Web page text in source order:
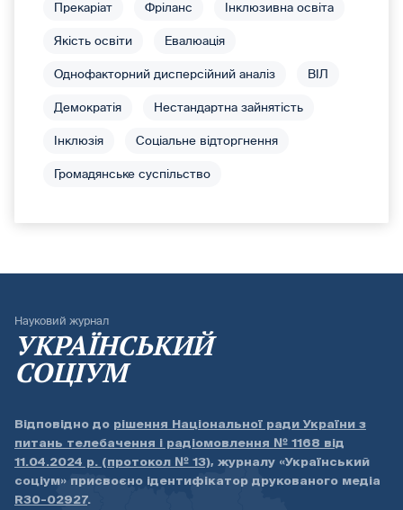
Прекаріат Фріланс Інклюзивна освіта
Якість освіти Евалюація
Однофакторний дисперсійний аналіз ВІЛ
Демократія Нестандартна зайнятість
Інклюзія Соціальне відторгнення
Громадянське суспільство
Науковий журнал
УКРАЇНСЬКИЙ
СОЦІУМ
Відповідно до рішення Національної ради України з
питань телебачення і радіомовлення № 1168 від
11.04.2024 р. (протокол № 13), журналу «Український
соціум» присвоєно ідентифікатор друкованого медіа
R30-02927.